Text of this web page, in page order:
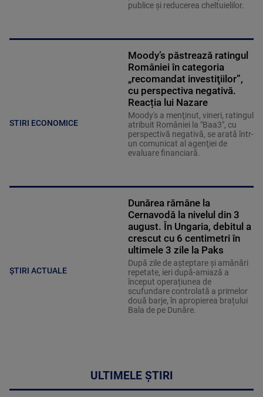
publice și reducerea cheltuielilor.
STIRI ECONOMICE
Moody’s păstrează ratingul
României în categoria
„recomandat investiţiilor”,
cu perspectiva negativă.
Reacția lui Nazare
Moody's a menţinut, vineri, ratingul
atribuit României la "Baa3", cu
perspectivă negativă, se arată într-
un comunicat al agenţiei de
evaluare financiară.
ȘTIRI ACTUALE
Dunărea rămâne la
Cernavodă la nivelul din 3
august. În Ungaria, debitul a
crescut cu 6 centimetri în
ultimele 3 zile la Paks
După zile de așteptare și amânări
repetate, ieri după-amiază a
început operațiunea de
scufundare controlată a primelor
două barje, în apropierea brațului
Bala de pe Dunăre.
ULTIMELE ȘTIRI